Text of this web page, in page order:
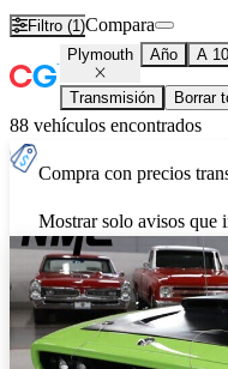
Filtro (1)Compara
Plymouth Año A
Transmisión Borrar
88 vehículos encontrados
Compra con precios
Mostrar solo avisos que